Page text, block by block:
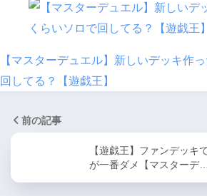
【マスターデュエル】新しいデッキ作
回してる？【遊戯王】
前の記事
【遊戯王】ファンデッキ
が一番ダメ【マスターデ…